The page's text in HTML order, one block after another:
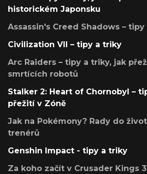
historickém Japonsku
Assassin's Creed Shadows –
Civilization VII – tipy a triky
Arc Raiders – tipy a triky, jak
smrtících robotů
Stalker 2: Heart of Chornobyl –
přežití v Zóně
Jak na Pokémony? Rady do
trenérů
Genshin Impact - tipy a triky
Za koho začít v Crusader Kings